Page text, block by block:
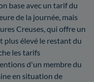
base avec un tarif du
de la journée, mais
Creuses, qui offre un
plus élevé le restant du
les tarifs
d'un membre du
en situation de